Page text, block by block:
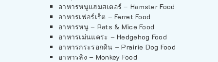
อาหารหนูแฮมสเตอร์ – Hamster Food
อาหารเฟอร์เร็ต – Ferret Food
อาหารหนู – Rats & Mice Food
อาหารเม่นแคระ – Hedgehog Food
อาหารกระรอกดิน – Prairie Dog Food
อาหารลิง – Monkey Food